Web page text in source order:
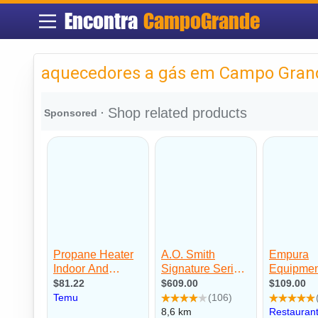
Encontra CampoGrande
aquecedores a gás em Campo